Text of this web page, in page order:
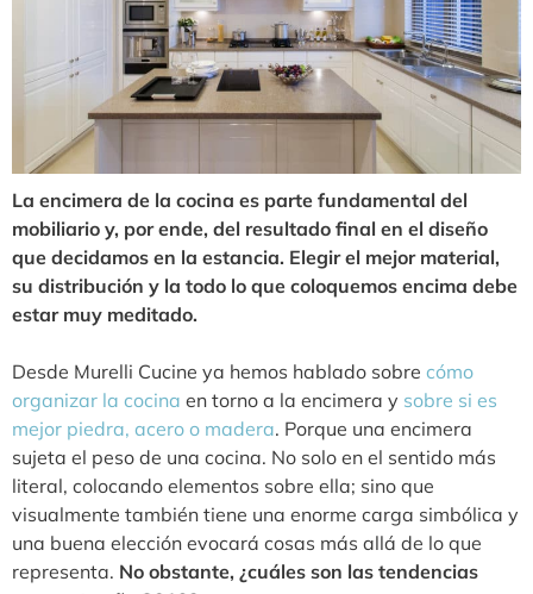
La encimera de la cocina es parte fundamental del
mobiliario y, por ende, del resultado final en el diseño
que decidamos en la estancia. Elegir el mejor material,
su distribución y la todo lo que coloquemos encima debe
estar muy meditado.
Desde Murelli Cucine ya hemos hablado sobre cómo
organizar la cocina en torno a la encimera y sobre si es
mejor piedra, acero o madera. Porque una encimera
sujeta el peso de una cocina. No solo en el sentido más
literal, colocando elementos sobre ella; sino que
visualmente también tiene una enorme carga simbólica y
una buena elección evocará cosas más allá de lo que
representa. No obstante, ¿cuáles son las tendencias